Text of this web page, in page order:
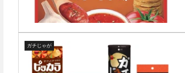
ガチじゃが